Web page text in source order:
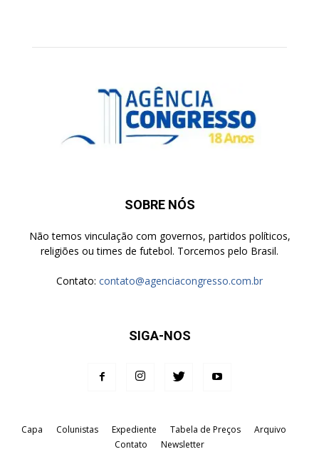
SOBRE NÓS
Não temos vinculação com governos, partidos políticos,
religiões ou times de futebol. Torcemos pelo Brasil.
Contato: contato@agenciacongresso.com.br
SIGA-NOS
Capa Colunistas Expediente Tabela de Preços
Arquivo
Contato
Newsletter